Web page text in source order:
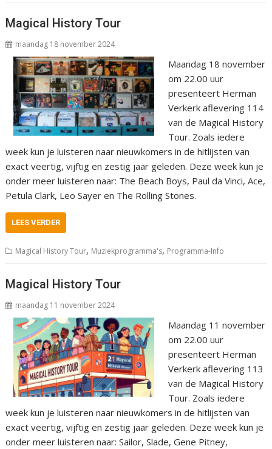
Magical History Tour
maandag 18 november 2024
Maandag 18 november
om 22.00 uur
presenteert Herman
Verkerk aflevering 114
van de Magical History
Tour. Zoals iedere
week kun je luisteren naar nieuwkomers in de hitlijsten van
exact veertig, vijftig en zestig jaar geleden. Deze week kun je
onder meer luisteren naar: The Beach Boys, Paul da Vinci, Ace,
Petula Clark, Leo Sayer en The Rolling Stones.
LEES VERDER
Magical History Tour, Muziekprogramma's, Programma-Info
Magical History Tour
maandag 11 november 2024
Maandag 11 november
om 22.00 uur
presenteert Herman
Verkerk aflevering 113
van de Magical History
Tour. Zoals iedere
week kun je luisteren naar nieuwkomers in de hitlijsten van
exact veertig, vijftig en zestig jaar geleden. Deze week kun je
onder meer luisteren naar: Sailor, Slade, Gene Pitney,